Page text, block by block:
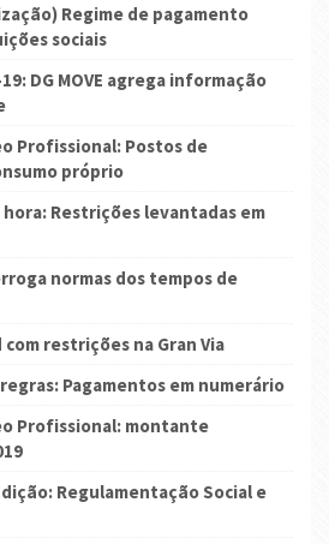
Regime de pagamento
sociais
19: DG MOVE agrega informação
Profissional: Postos de
próprio
hora: Restrições levantadas em
normas dos tempos de
com restrições na Gran Via
Pagamentos em numerário
Profissional: montante
Regulamentação Social e